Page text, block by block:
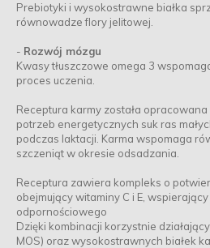
Prebiotyki i wysokostrawne białka
równowadze flory jelitowej.
- Rozwój mózgu
Kwasy tłuszczowe omega 3
proces uczenia.
Receptura karmy została
potrzeb energetycznych suk ras
podczas laktacji. Karma wspomaga
szczeniąt w okresie odsadzania.
Receptura zawiera kompleks o
obejmujący witaminy C i E,
odpornościowego
Dzięki kombinacji korzystnie
MOS) oraz wysokostrawnych białek